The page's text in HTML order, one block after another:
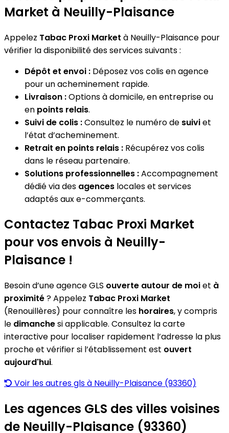
Market à Neuilly-Plaisance
Appelez Tabac Proxi Market à Neuilly-Plaisance pour
vérifier la disponibilité des services suivants :
Dépôt et envoi : Déposez vos colis en agence
pour un acheminement rapide.
Livraison :Options à domicile, en entreprise ou
en points relais.
Suivi de colis :Consultez le numéro de suiviet
l’état d’acheminement.
Retrait en points relais : Récupérez vos colis
dans le réseau partenaire.
Solutions professionnelles :Accompagnement
dédié via des agences locales et services
adaptés aux e-commerçants.
Contactez Tabac Proxi Market
pour vos envois à Neuilly-
Plaisance !
Besoin d’une agence GLS ouverte autour de moiet à
proximité? Appelez Tabac Proxi Market
(Renouillères) pour connaître les horaires, y compris
le dimanchesi applicable. Consultez la carte
interactive pour localiser rapidement l’adresse la plus
proche et vérifier si l’établissement est ouvert
aujourd'hui.
Voir les autres gls à Neuilly-Plaisance (93360)
Les agences GLS des villes voisines
de Neuilly-Plaisance (93360)